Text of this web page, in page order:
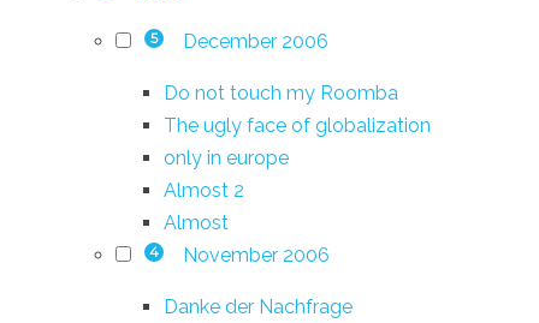
5 December 2006
Do not touch my Roomba
The ugly face of globalization
only in europe
Almost 2
Almost
4 November 2006
Danke der Nachfrage